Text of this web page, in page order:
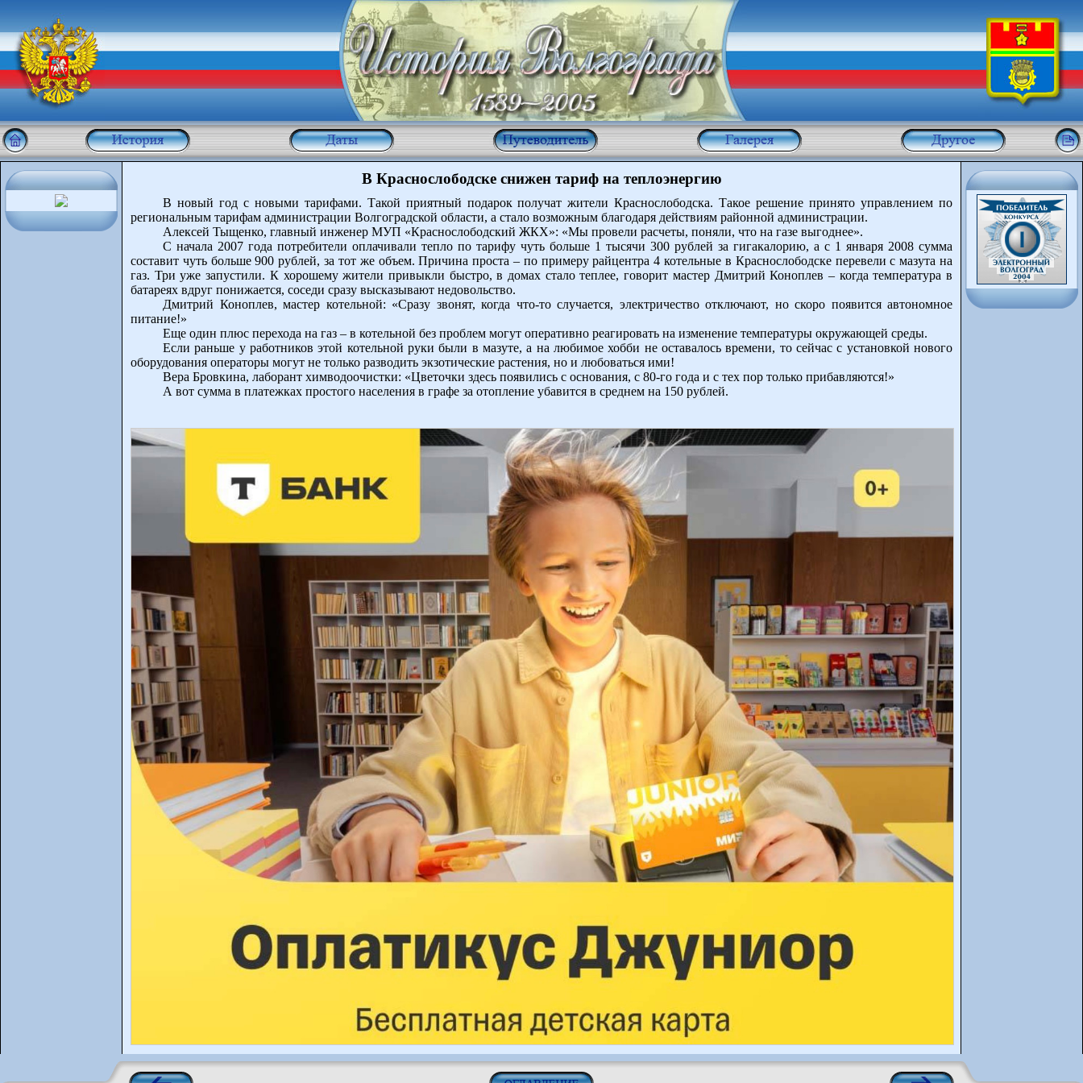
В Краснослободске снижен тариф на теплоэнергию
В новый год с новыми тарифами. Такой приятный подарок получат жители Краснослободска. Такое решение принято управлением по
региональным тарифам администрации Волгоградской области, а стало возможным благодаря действиям районной администрации.
Алексей Тыщенко, главный инженер МУП «Краснослободский ЖКХ»: «Мы провели расчеты, поняли, что на газе выгоднее».
С начала 2007 года потребители оплачивали тепло по тарифу чуть больше 1 тысячи 300 рублей за гигакалорию, а с 1 января 2008 сумма
составит чуть больше 900 рублей, за тот же объем. Причина проста – по примеру райцентра 4 котельные в Краснослободске перевели с мазута на
газ. Три уже запустили. К хорошему жители привыкли быстро, в домах стало теплее, говорит мастер Дмитрий Коноплев – когда температура в
батареях вдруг понижается, соседи сразу высказывают недовольство.
Дмитрий Коноплев, мастер котельной: «Сразу звонят, когда что-то случается, электричество отключают, но скоро появится автономное
питание!»
Еще один плюс перехода на газ – в котельной без проблем могут оперативно реагировать на изменение температуры окружающей среды.
Если раньше у работников этой котельной руки были в мазуте, а на любимое хобби не оставалось времени, то сейчас с установкой нового
оборудования операторы могут не только разводить экзотические растения, но и любоваться ими!
Вера Бровкина, лаборант химводоочистки: «Цветочки здесь появились с основания, с 80-го года и с тех пор только прибавляются!»
А вот сумма в платежках простого населения в графе за отопление убавится в среднем на 150 рублей.